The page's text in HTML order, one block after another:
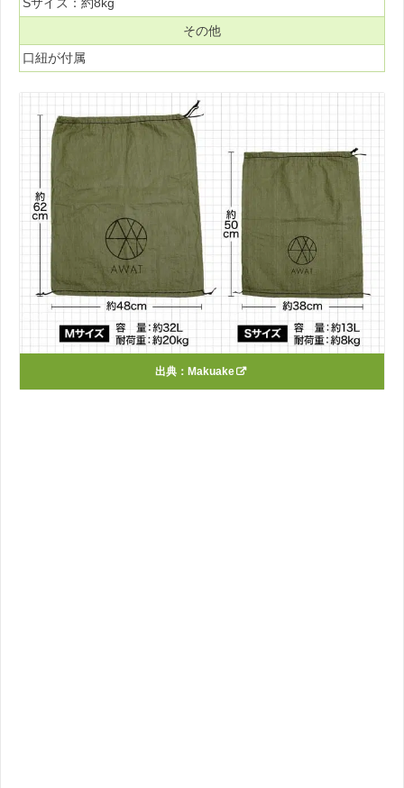
Sサイズ：約8kg
その他
口紐が付属
出典： Makuake